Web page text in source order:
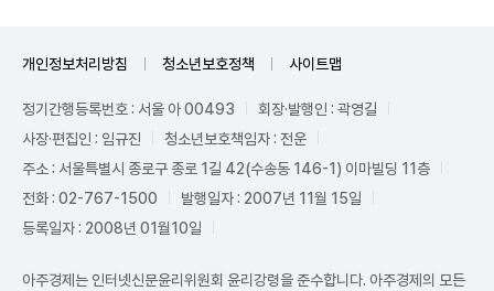
개인정보처리방침 청소년보호정책 사이트맵
정기간행등록번호 : 서울 아 00493
회장·발행인 : 곽영길
사장·편집인 : 임규진
청소년보호책임자 : 전운
주소 : 서울특별시 종로구 종로 1길 42(수송동 146-1) 이마빌딩 11층
전화 : 02-767-1500
발행일자 : 2007년 11월 15일
등록일자 : 2008년 01월10일
아주경제는 인터넷신문윤리위원회 윤리강령을 준수합니다. 아주경제의 모든